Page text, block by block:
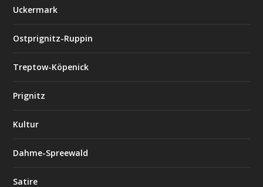
Uckermark
Ostprignitz-Ruppin
Treptow-Köpenick
Prignitz
Kultur
Dahme-Spreewald
Satire